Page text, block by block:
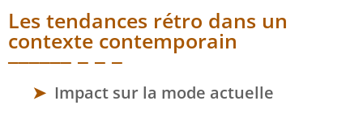
Les tendances rétro dans un
contexte contemporain
Impact sur la mode actuelle